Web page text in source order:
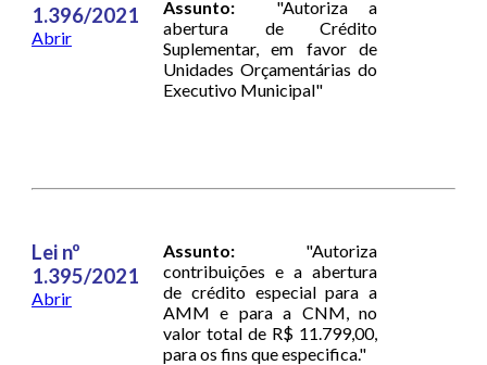
1.396/2021
Abrir
Assunto:
"Autoriza a
abertura de Crédito
Suplementar, em favor de
Unidades Orçamentárias do
Executivo Municipal"
Lei nº
1.395/2021
Abrir
Assunto:
"Autoriza
contribuições e a abertura
de crédito especial para a
AMM e para a CNM, no
valor total de R$ 11.799,00,
para os fins que especifica."